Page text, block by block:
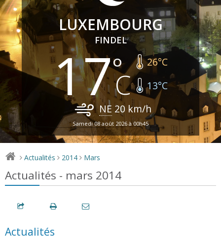
LUXEMBOURG
FINDEL
17 26°C
13°C
NE 20 km/h
Samedi 08 août 2026 à 00h45
> Actualités > 2014 > Mars
Actualités - mars 2014
Actualités